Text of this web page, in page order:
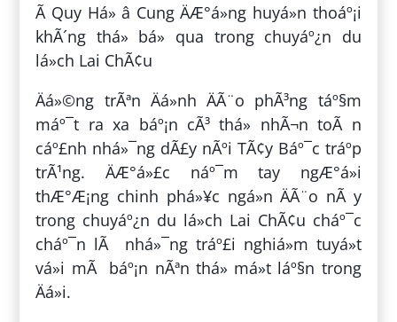
Ã Quy Há» â Cung ÄÆ°á»ng huyá»n thoáº¡i
khÃ´ng thá» bá» qua trong chuyáº¿n du
lá»ch Lai ChÃ¢u
Äá»©ng trÃªn Äá»nh ÄÃ¨o phÃ³ng táº§m
máº¯t ra xa báº¡n cÃ³ thá» nhÃ¬n toÃ n
cáº£nh nhá»¯ng dÃ£y nÃºi TÃ¢y Báº¯c tráº­p
trÃ¹ng. ÄÆ°á»£c náº¯m tay ngÆ°á»i
thÆ°Æ¡ng chinh phá»¥c ngá»n ÄÃ¨o nÃ y
trong chuyáº¿n du lá»ch Lai ChÃ¢u cháº¯c
cháº¯n lÃ nhá»¯ng tráº£i nghiá»m tuyá»t
vá»i mÃ báº¡n nÃªn thá»­ má»t láº§n trong
Äá»i.